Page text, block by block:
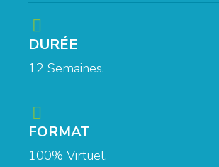
DURÉE
12 Semaines.
FORMAT
100% Virtuel.